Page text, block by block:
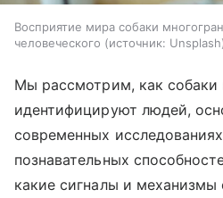
Восприятие мира собаки
человеческого
источник: Unsplash
Мы рассмотрим, как
идентифицируют людей,
современных
познавательных
какие сигналы и механизмы